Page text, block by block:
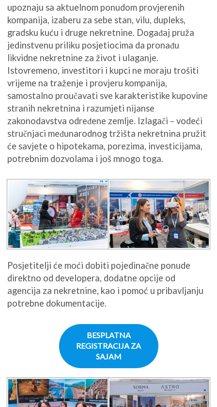
upoznaju sa aktuelnom ponudom provjerenih
kompanija, izaberu za sebe stan, vilu, dupleks,
gradsku kuću i druge nekretnine. Događaj pruža
jedinstvenu priliku posjetiocima da pronađu
likvidne nekretnine za život i ulaganje.
Istovremeno, investitori i kupci ne moraju trošiti
vrijeme na traženje i provjeru kompanija,
samostalno proučavati sve karakteristike kupovine
stranih nekretnina i razumjeti nijanse
zakonodavstva određene zemlje. Izlagači – vodeći
stručnjaci međunarodnog tržišta nekretnina pružit
će savjete o hipotekama, porezima, investicijama,
potrebnim dozvolama i još mnogo toga.
Posjetitelji će moći dobiti pojedinačne ponude
direktno od developera, dodatne opcije od
agencija za nekretnine, kao i pomoć u pribavljanju
potrebne dokumentacije.
BESPLATNA
REGISTRACIJA ZA
SAJAM